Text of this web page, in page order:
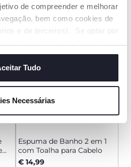
de compreender e melhorar
bem como cookies de
e de terceiros). Se optar por
mais, alterar ou revogar o
ou de alguns cookies, clique em
este aviso, está a
para garantir o
Tudo
Necessárias
Espuma de Banho 2 em 1
com Toalha para Cabelo
€ 14,99